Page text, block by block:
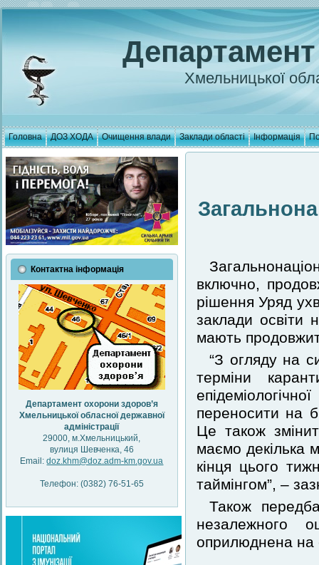
Хмельницької
Головна ДОЗ ХОДА Очищення влади Заклади області Інформація
Контактна інформація
Департамент охорони здоров’я
Хмельницької обласної державної
адміністрації
29000, м.Хмельницький,
вулиця Шевченка, 46
Email:doz.khm@doz.adm-km.gov.ua
Телефон: (0382) 76-51-65
включно,
рішення Уряд
заклади освіти
мають
“З огляду на
терміни
переносити на
Це також
маємо декілька
кінця цього
таймінгом”, –
Також
незалежного
оприлюднена на